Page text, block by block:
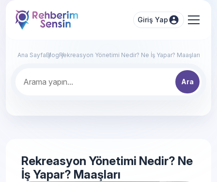
Giriş Yap
Ana SayfaBlogRekreasyon Yönetimi Nedir? Ne İş Yapar? Maaşları
Ara
Rekreasyon Yönetimi Nedir? Ne
İş Yapar? Maaşları